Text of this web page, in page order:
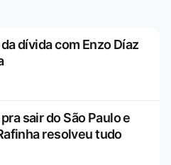
dívida com Enzo Díaz
sair do São Paulo e
resolveu tudo